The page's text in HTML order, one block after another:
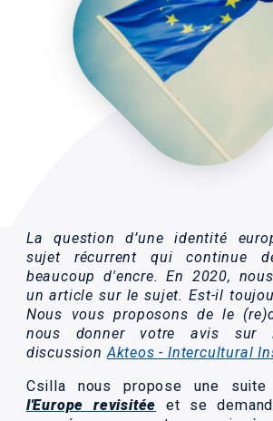
La question d’une identité
sujet récurrent qui continue
beaucoup d'encre. En 2020,
un article sur le sujet. Est-il
Nous vous proposons de le
nous donner votre avis sur
discussionAkteos - Intercultural
Csilla nous propose une
l'Europe revisitée et se